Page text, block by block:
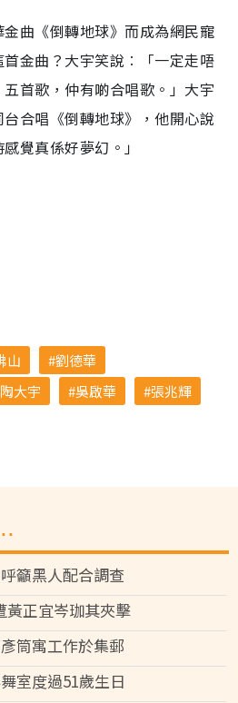
曲《倒轉地球》而成為網民寵
金曲？大宇笑說︰「一定走唔
首歌，仲有啲合唱歌。」大宇
合唱《倒轉地球》，他開心說
覺真係好夢幻。」
山
劉德華
陶大宇 吳啟華
張兆輝
籲黑人配合調查
黃正宜岑珈其夾擊
筒寓工作於集郵
室度過51歲生日